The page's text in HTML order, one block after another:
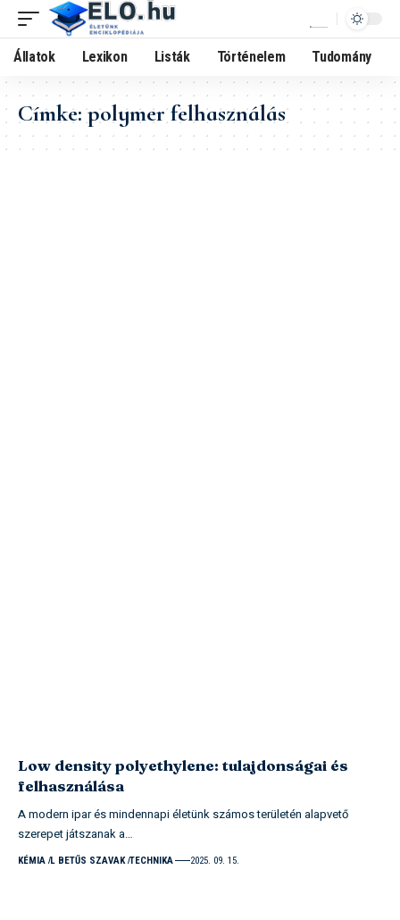
Állatok Lexikon Listák Történelem Tudomány
Címke:polymer felhasználás
Low density polyethylene: tulajdonságai és
felhasználása
A modern ipar és mindennapi életünk számos területén alapvető
szerepet játszanak a…
KÉMIA L BETŰS SZAVAK TECHNIKA 2025. 09. 15.